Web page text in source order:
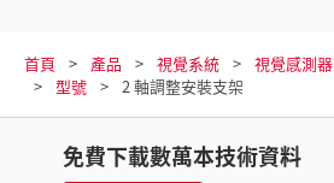
首頁 產品 視覺系統 視覺感測器
型號
2 軸調整安裝支架
免費下載數萬本技術資料